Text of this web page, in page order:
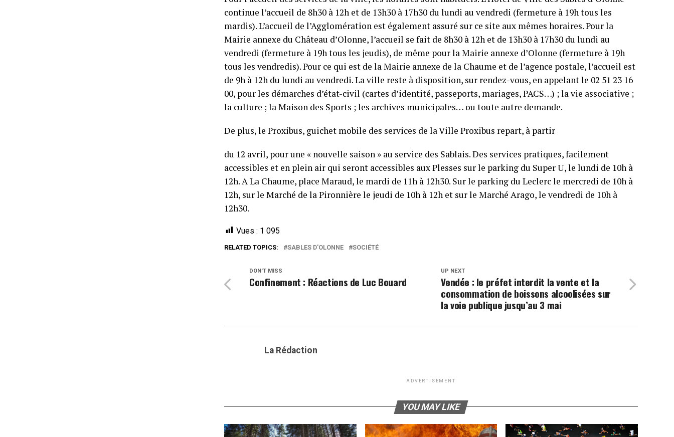
continue l’accueil de 8h30 à 12h et de 13h30 à 17h30 du lundi au vendredi (fermeture à 19h tous les
mardis). L’accueil de l’Agglomération est également assuré sur ce site aux mêmes horaires. Pour la
Mairie annexe du Château d’Olonne, l’accueil se fait de 8h30 à 12h et de 13h30 à 17h30 du lundi au
vendredi (fermeture à 19h tous les jeudis), de même pour la Mairie annexe d’Olonne (fermeture à 19h
tous les vendredis). Pour ce qui est de la Mairie annexe de la Chaume et de l’agence postale, l’accueil est
de 9h à 12h du lundi au vendredi. La ville reste à disposition, sur rendez-vous, en appelant le 02 51 23 16
00, pour les démarches d’état-civil (cartes d’identité, passeports, mariages, PACS…) ; la vie associative ;
la culture ; la Maison des Sports ; les archives municipales… ou toute autre demande.
De plus, le Proxibus, guichet mobile des services de la Ville Proxibus repart, à partir
du 12 avril, pour une « nouvelle saison » au service des Sablais. Des services pratiques, facilement
accessibles et en plein air qui seront accessibles aux Plesses sur le parking du Super U, le lundi de 10h à
12h. A La Chaume, place Maraud, le mardi de 11h à 12h30. Sur le parking du Leclerc le mercredi de 10h à
12h, sur le Marché de la Pironnière le jeudi de 10h à 12h et sur le Marché Arago, le vendredi de 10h à
12h30.
Vues : 1 095
RELATED TOPICS: SABLES D'OLONNE SOCIÉTÉ
UP NEXT
Vendée : le préfet interdit la vente et la
consommation de boissons alcoolisées sur
la voie publique jusqu’au 3 mai
DON'T MISS
Confinement : Réactions de Luc Bouard
La Rédaction
ADVERTISEMENT
YOU MAY LIKE